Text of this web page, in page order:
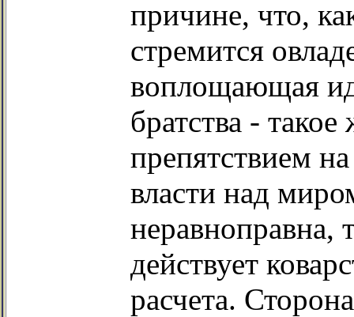
причине, что,
стремится
воплощающая
братства -
препятствием
власти над
неравноправна,
действует
расчета.